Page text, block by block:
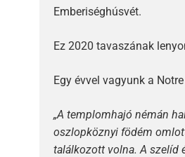
Emberiséghúsvét.
Ez 2020 tavaszának
Egy évvel vagyunk a
„A templomhajó némán
oszlopköznyi födém
találkozott volna. A szelíd